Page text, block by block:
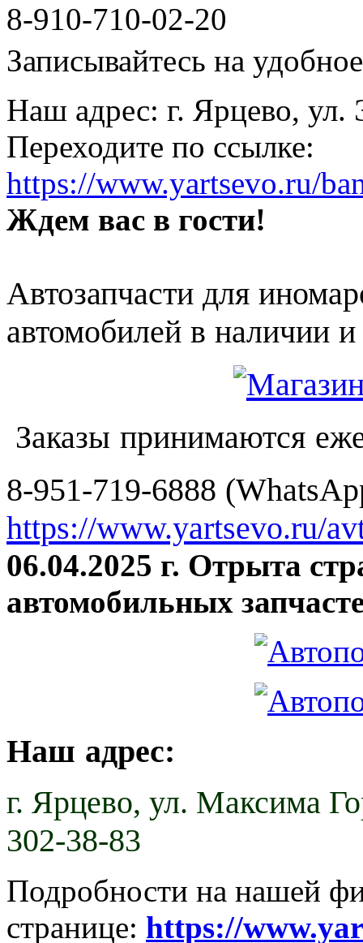
8-910-710-02-20
Записывайтесь на
Наш адрес: г. Ярцево, ул.
Переходите по ссылке:
https://www.yartsevo.ru/
Ждем вас в гости!
Автозапчасти для
автомобилей в наличии и
Заказы принимаются
8-951-719-6888
https://www.yartsevo.ru/
06.04.2025 г. Отрыта
автомобильных
Наш адрес:
г. Ярцево, ул. Максима
302-38-83
Подробности на нашей
странице: https://